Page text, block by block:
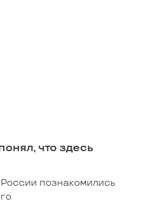
что здесь
познакомились